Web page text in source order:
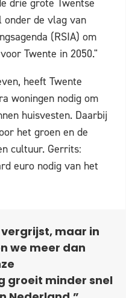
drie grote Twentse
de vlag van
(RSIA) om
Twente in 2050."
heeft Twente
woningen nodig om
huisvesten. Daarbij
het groen en de
cultuur. Gerrits:
euro nodig van het
vergrijst, maar in
we meer dan
groeit minder snel